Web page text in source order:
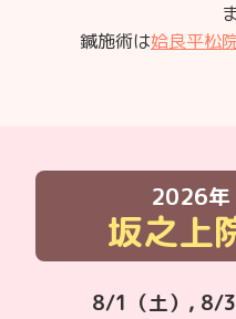
鍼施術は姶良平松
2026年
坂之上
8/1（土）, 8/3